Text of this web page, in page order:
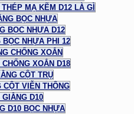
MẠ KẼM D12 LÀ GÌ
BỌC NHỰA
BỌC NHỰA D12
BỌC NHỰA PHI 12
CHỐNG XOẮN
XOẮN D18
CỘT TRỤ
CỘT VIỄN THÔNG
GIẰNG D10
D10 BỌC NHỰA